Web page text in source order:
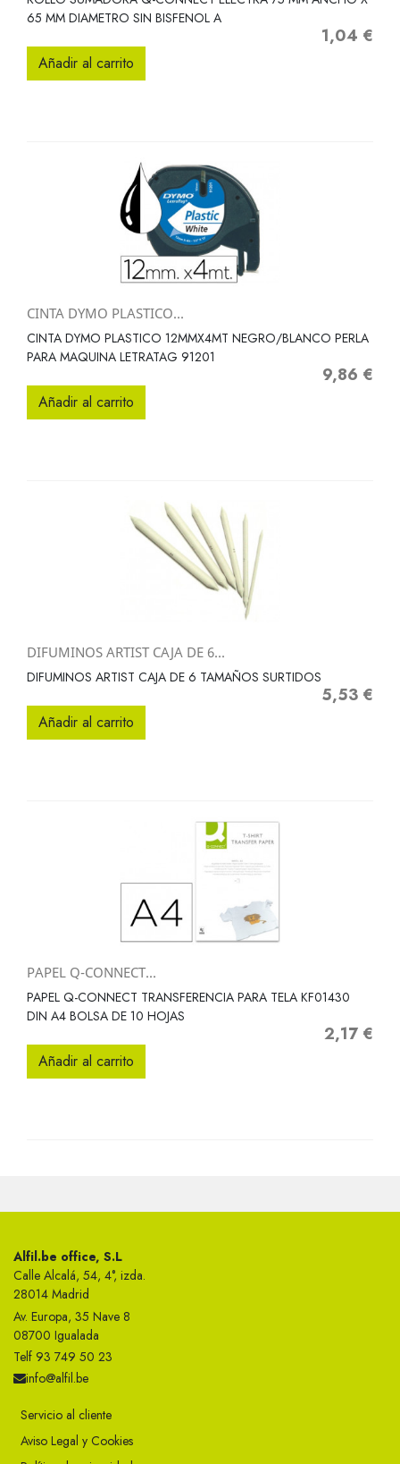
65 MM DIAMETRO SIN BISFENOL A
Precio
1,04 €
Añadir al carrito
CINTA DYMO PLASTICO...
CINTA DYMO PLASTICO 12MMX4MT NEGRO/BLANCO PERLA
PARA MAQUINA LETRATAG 91201
Precio
9,86 €
Añadir al carrito
DIFUMINOS ARTIST CAJA DE 6...
DIFUMINOS ARTIST CAJA DE 6 TAMAÑOS SURTIDOS
Precio
5,53 €
Añadir al carrito
PAPEL Q-CONNECT...
PAPEL Q-CONNECT TRANSFERENCIA PARA TELA KF01430
DIN A4 BOLSA DE 10 HOJAS
Precio
2,17 €
Añadir al carrito
Alfil.be office, S.L
Calle Alcalá, 54, 4°, izda.
28014 Madrid
Av. Europa, 35 Nave 8
08700 Igualada
Telf 93 749 50 23
info@alfil.be
Servicio al cliente
Aviso Legal y Cookies